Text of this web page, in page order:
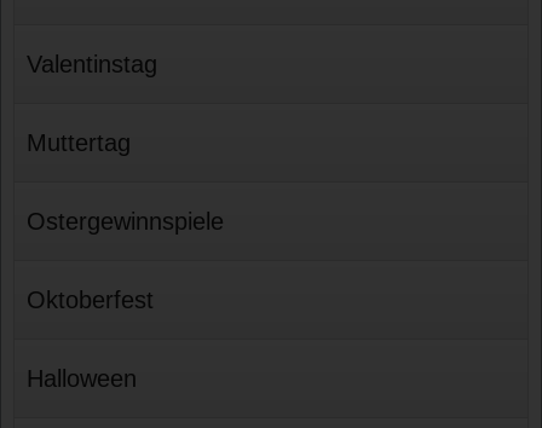
Valentinstag
Muttertag
Ostergewinnspiele
Oktoberfest
Halloween